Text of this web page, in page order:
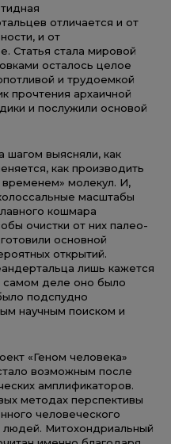
отличается и от
и от
Статья стала мировой
осталось целое
и трудоемкой
прочтения архаичной
и послужили основой
шагом выясняли, как
как производить
молекул. И,
масштабы
кошмара
очистки от них палео-
основной
открытий.
лишь кажется
деле оно было
подспудно
научным поиском и
«Геном человека»
возможным после
амплификаторов.
методах перспективы
человеческого
людей. Митохондриальный